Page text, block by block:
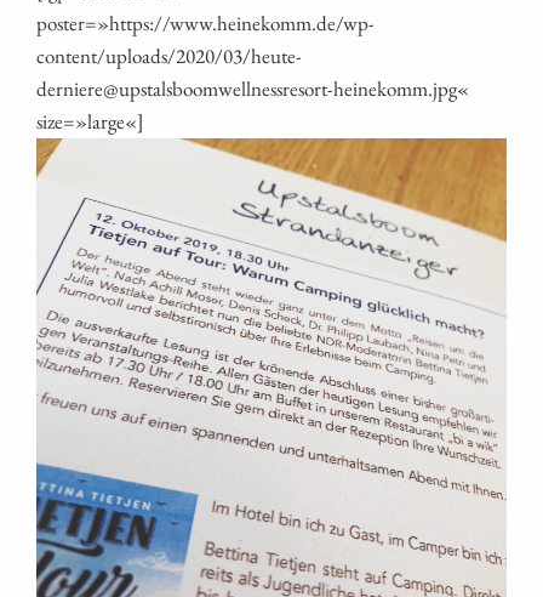
poster=»https://www.heinekomm.de/wp-
content/uploads/2020/03/heute-
derniere@upstalsboomwellnessresort-heinekomm.jpg«
size=»large«]